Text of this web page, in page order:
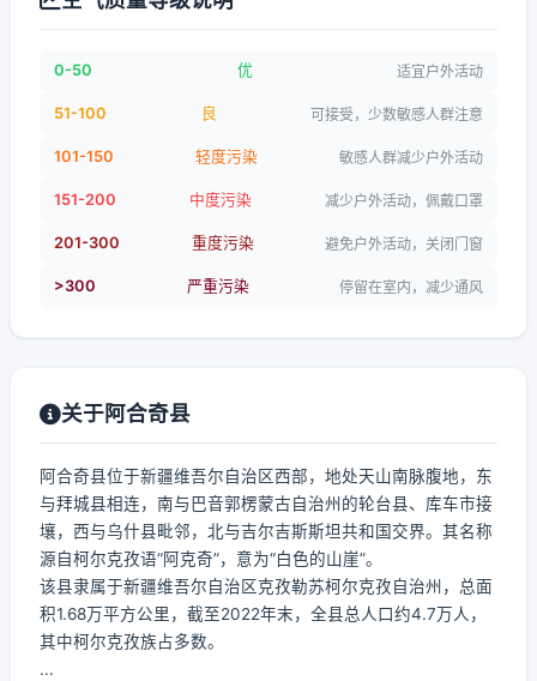
0-50 优 适宜户外活动
51-100 良 可接受，少数敏感人群注意
101-150 轻度污染 敏感人群减少户外活动
151-200 中度污染 减少户外活动，佩戴口罩
201-300 重度污染 避免户外活动，关闭门窗
>300 严重污染 停留在室内，减少通风
关于阿合奇县
阿合奇县位于新疆维吾尔自治区西部，地处天山南脉腹地，东
与拜城县相连，南与巴音郭楞蒙古自治州的轮台县、库车市接
壤，西与乌什县毗邻，北与吉尔吉斯斯坦共和国交界。其名称
源自柯尔克孜语“阿克奇”，意为“白色的山崖”。
该县隶属于新疆维吾尔自治区克孜勒苏柯尔克孜自治州，总面
积1.68万平方公里，截至2022年末，全县总人口约4.7万人，
其中柯尔克孜族占多数。
...